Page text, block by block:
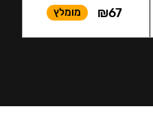
₪67 מומלץ